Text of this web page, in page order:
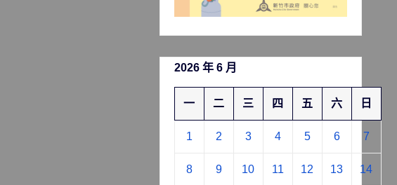
2026 年 6 月
一 二 三 四 五 六 日
1 2 3 4 5 6 7
8 9 10 11 12 13 14